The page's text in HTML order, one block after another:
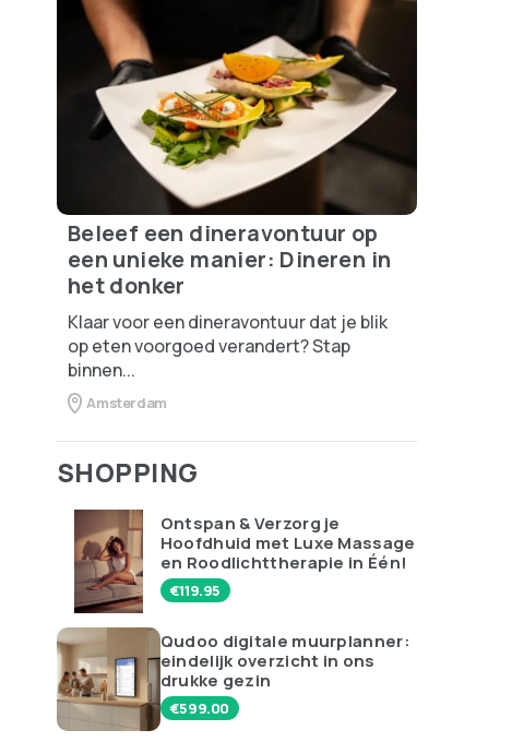
Beleef een dineravontuur op
een unieke manier: Dineren in
het donker
Klaar voor een dineravontuur dat je blik
op eten voorgoed verandert? Stap
binnen...
Amsterdam
SHOPPING
Ontspan & Verzorg je
Hoofdhuid met Luxe Massage
en Roodlichttherapie in Één!
€119.95
Qudoo digitale muurplanner:
eindelijk overzicht in ons
drukke gezin
€599.00